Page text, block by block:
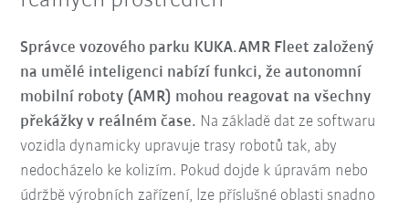
Správce vozového parku KUKA.AMR Fleet založený
na umělé inteligenci nabízí funkci, že autonomní
mobilní roboty (AMR) mohou reagovat na všechny
překážky v reálném čase. Na základě dat ze softwaru
vozidla dynamicky upravuje trasy robotů tak, aby
nedocházelo ke kolizím. Pokud dojde k úpravám nebo
údržbě výrobních zařízení, lze příslušné oblasti snadno